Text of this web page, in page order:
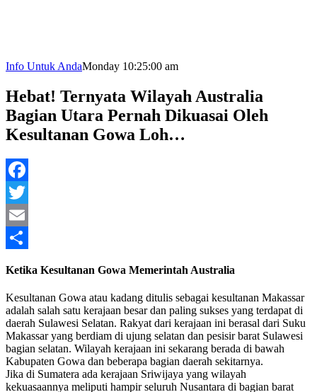
Info Untuk AndaMonday 10:25:00 am
Hebat! Ternyata Wilayah Australia
Bagian Utara Pernah Dikuasai Oleh
Kesultanan Gowa Loh…
Facebook
Twitter
Email
Ketika Kesultanan Gowa Memerintah Australia
Kesultanan Gowa atau kadang ditulis sebagai kesultanan Makassar
adalah salah satu kerajaan besar dan paling sukses yang terdapat di
daerah Sulawesi Selatan. Rakyat dari kerajaan ini berasal dari Suku
Makassar yang berdiam di ujung selatan dan pesisir barat Sulawesi
bagian selatan. Wilayah kerajaan ini sekarang berada di bawah
Kabupaten Gowa dan beberapa bagian daerah sekitarnya.
Jika di Sumatera ada kerajaan Sriwijaya yang wilayah
kekuasaannya meliputi hampir seluruh Nusantara di bagian barat